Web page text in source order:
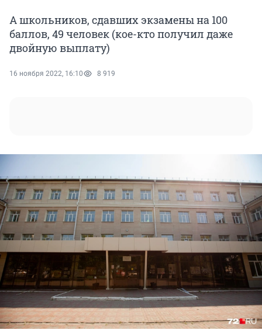
А школьников, сдавших экзамены на 100
баллов, 49 человек (кое-кто получил даже
двойную выплату)
16 ноября 2022, 16:10 8 919